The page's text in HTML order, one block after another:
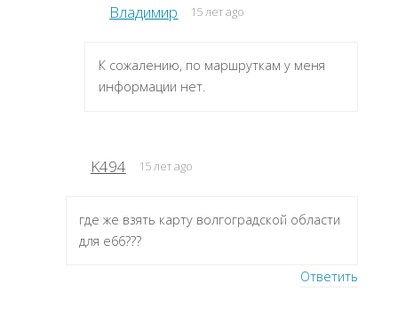
Владимир 15 лет ago
К сожалению, по маршруткам у меня
информации нет.
K494 15 лет ago
где же взять карту волгоградской области
для е66???
Ответить